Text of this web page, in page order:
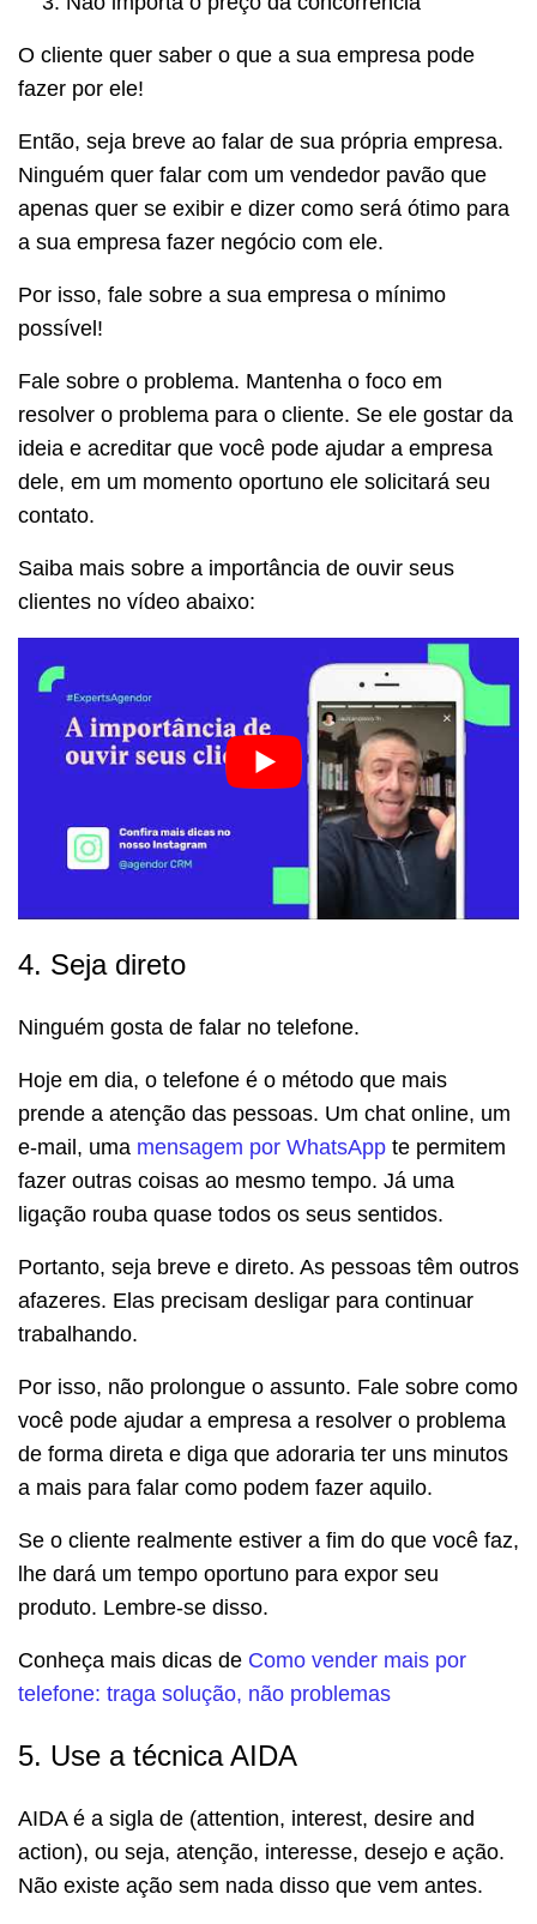
O cliente quer saber o que a sua empresa pode
fazer por ele!
Então, seja breve ao falar de sua própria empresa.
Ninguém quer falar com um vendedor pavão que
apenas quer se exibir e dizer como será ótimo para
a sua empresa fazer negócio com ele.
Por isso, fale sobre a sua empresa o mínimo
possível!
Fale sobre o problema. Mantenha o foco em
resolver o problema para o cliente. Se ele gostar da
ideia e acreditar que você pode ajudar a empresa
dele, em um momento oportuno ele solicitará seu
contato.
Saiba mais sobre a importância de ouvir seus
clientes no vídeo abaixo:
4. Seja direto
Ninguém gosta de falar no telefone.
Hoje em dia, o telefone é o método que mais
prende a atenção das pessoas. Um chat online, um
e-mail, uma mensagem por WhatsApp te permitem
fazer outras coisas ao mesmo tempo. Já uma
ligação rouba quase todos os seus sentidos.
Portanto, seja breve e direto. As pessoas têm outros
afazeres. Elas precisam desligar para continuar
trabalhando.
Por isso, não prolongue o assunto. Fale sobre como
você pode ajudar a empresa a resolver o problema
de forma direta e diga que adoraria ter uns minutos
a mais para falar como podem fazer aquilo.
Se o cliente realmente estiver a fim do que você faz,
lhe dará um tempo oportuno para expor seu
produto. Lembre-se disso.
Conheça mais dicas de Como vender mais por
telefone: traga solução, não problemas
5. Use a técnica AIDA
AIDA é a sigla de (attention, interest, desire and
action), ou seja, atenção, interesse, desejo e ação.
Não existe ação sem nada disso que vem antes.